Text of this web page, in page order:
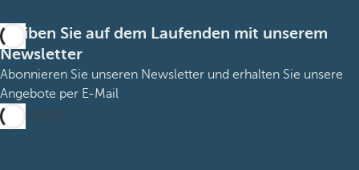
Bleiben Sie auf dem Laufenden mit unserem
Newsletter
Abonnieren Sie unseren Newsletter und erhalten Sie unsere
Angebote per E-Mail
Abonnieren